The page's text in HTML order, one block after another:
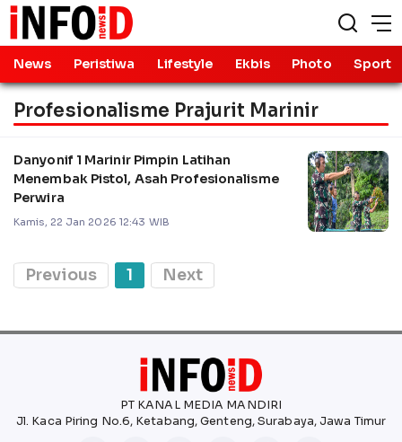
News Peristiwa Lifestyle Ekbis Photo Sport
Profesionalisme Prajurit Marinir
Danyonif 1 Marinir Pimpin Latihan
Menembak Pistol, Asah Profesionalisme
Perwira
Kamis, 22 Jan 2026 12:43 WIB
Previous 1 Next
PT KANAL MEDIA MANDIRI
Jl. Kaca Piring No.6, Ketabang, Genteng, Surabaya, Jawa Timur